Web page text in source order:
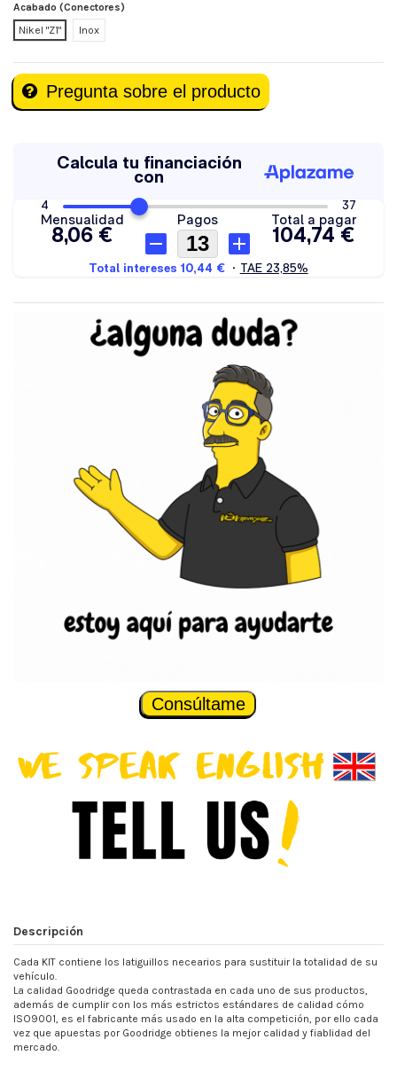
Acabado (Conectores)
Nikel "Z1"
Inox
Pregunta sobre el producto
Consúltame
Descripción
Cada KIT contiene los latiguillos necearios para sustituir la totalidad de su
vehículo.
La calidad Goodridge queda contrastada en cada uno de sus productos,
además de cumplir con los más estrictos estándares de calidad cómo
ISO9001, es el fabricante más usado en la alta competición, por ello cada
vez que apuestas por Goodridge obtienes la mejor calidad y fiablidad del
mercado.